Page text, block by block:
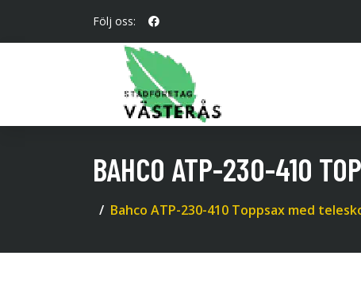
Följ oss:
BAHCO ATP-230-410
Bahco ATP-230-410 Toppsax med